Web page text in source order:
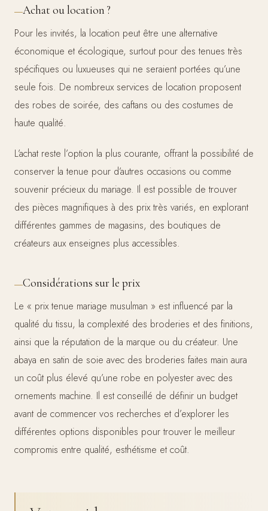
Achat ou location ?
Pour les invités, la location peut être une alternative
économique et écologique, surtout pour des tenues très
spécifiques ou luxueuses qui ne seraient portées qu’une
seule fois. De nombreux services de location proposent
des robes de soirée, des caftans ou des costumes de
haute qualité.
L’achat reste l’option la plus courante, offrant la possibilité de
conserver la tenue pour d’autres occasions ou comme
souvenir précieux du mariage. Il est possible de trouver
des pièces magnifiques à des prix très variés, en explorant
différentes gammes de magasins, des boutiques de
créateurs aux enseignes plus accessibles.
Considérations sur le prix
Le « prix tenue mariage musulman » est influencé par la
qualité du tissu, la complexité des broderies et des finitions,
ainsi que la réputation de la marque ou du créateur. Une
abaya en satin de soie avec des broderies faites main aura
un coût plus élevé qu’une robe en polyester avec des
ornements machine. Il est conseillé de définir un budget
avant de commencer vos recherches et d’explorer les
différentes options disponibles pour trouver le meilleur
compromis entre qualité, esthétisme et coût.